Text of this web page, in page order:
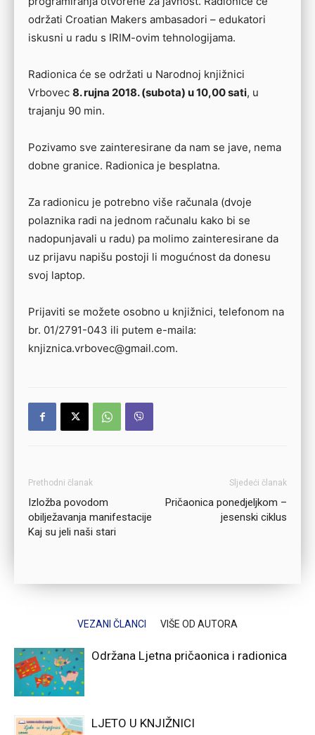
održati Croatian Makers ambasadori – edukatori
iskusni u radu s IRIM-ovim tehnologijama.
Radionica će se održati u Narodnoj knjižnici
Vrbovec 8. rujna 2018. (subota) u 10,00 sati, u
trajanju 90 min.
Pozivamo sve zainteresirane da nam se jave, nema
dobne granice. Radionica je besplatna.
Za radionicu je potrebno više računala (dvoje
polaznika radi na jednom računalu kako bi se
nadopunjavali u radu) pa molimo zainteresirane da
uz prijavu napišu postoji li mogućnost da donesu
svoj laptop.
Prijaviti se možete osobno u knjižnici, telefonom na
br. 01/2791-043 ili putem e-maila:
knjiznica.vrbovec@gmail.com.
Prethodni članak
Izložba povodom
obilježavanja manifestacije
Kaj su jeli naši stari
Sljedeći članak
Pričaonica ponedjeljkom –
jesenski ciklus
VEZANI ČLANCI VIŠE OD AUTORA
Održana Ljetna pričaonica i radionica
LJETO U KNJIŽNICI